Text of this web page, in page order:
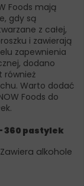
Foods mają
gdy są
z całej,
i zawierają
zapewnienia
dodano
również
Warto dodać
Foods do
360 pastylek
alkohole